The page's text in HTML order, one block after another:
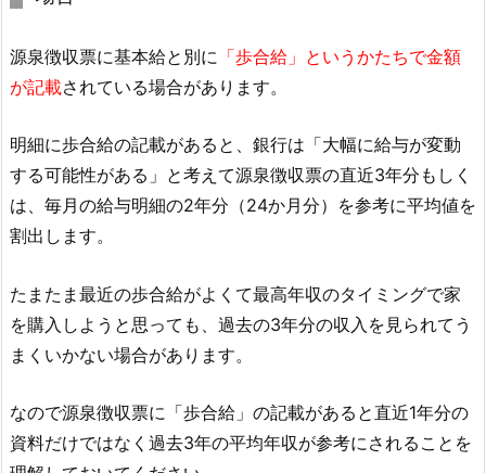
源泉徴収票に基本給と別に 「歩合給」というかたちで金額
が記載されている場合があります。
明細に歩合給の記載があると、銀行は「大幅に給与が変動
する可能性がある」と考えて源泉徴収票の直近3年分もしく
は、毎月の給与明細の2年分（24か月分）を参考に平均値を
割出します。
たまたま最近の歩合給がよくて最高年収のタイミングで家
を購入しようと思っても、過去の3年分の収入を見られてう
まくいかない場合があります。
なので源泉徴収票に「歩合給」の記載があると直近1年分の
資料だけではなく過去3年の平均年収が参考にされることを